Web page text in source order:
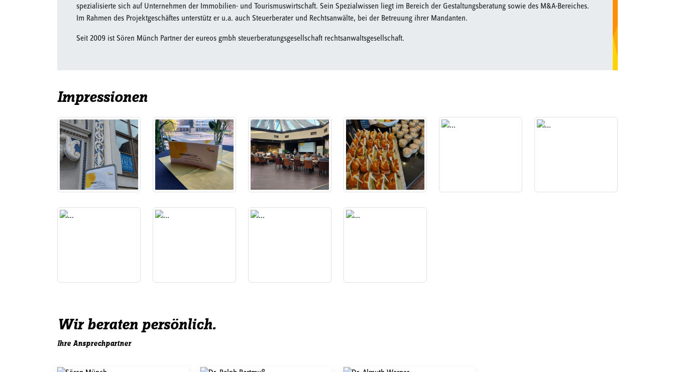
spezialisierte sich auf Unternehmen der Immobilien- und Tourismuswirtschaft. Sein Spezialwissen liegt im Bereich der Gestaltungsberatung sowie des M&A-Bereiches.
Im Rahmen des Projektgeschäftes unterstütz er u.a. auch Steuerberater und Rechtsanwälte, bei der Betreuung ihrer Mandanten.
Seit 2009 ist Sören Münch Partner der eureos gmbh steuerberatungsgesellschaft rechtsanwaltsgesellschaft.
Impressionen
Wir beraten persönlich.
Ihre Ansprechpartner